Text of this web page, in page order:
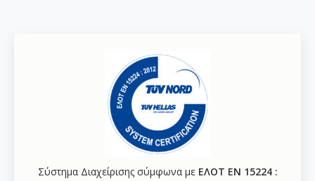
Σύστημα Διαχείρισης σύμφωνα με ΕΛΟΤ ΕΝ 15224 :